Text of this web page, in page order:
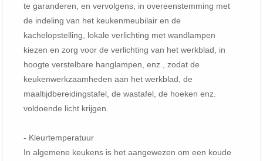
te garanderen, en vervolgens, in overeenstemming met
de indeling van het keukenmeubilair en de
kachelopstelling, lokale verlichting met wandlampen
kiezen en zorg voor de verlichting van het werkblad, in
hoogte verstelbare hanglampen, enz., zodat de
keukenwerkzaamheden aan het werkblad, de
maaltijdbereidingstafel, de wastafel, de hoeken enz.
voldoende licht krijgen.
- Kleurtemperatuur
In algemene keukens is het aangewezen om een ​​koude